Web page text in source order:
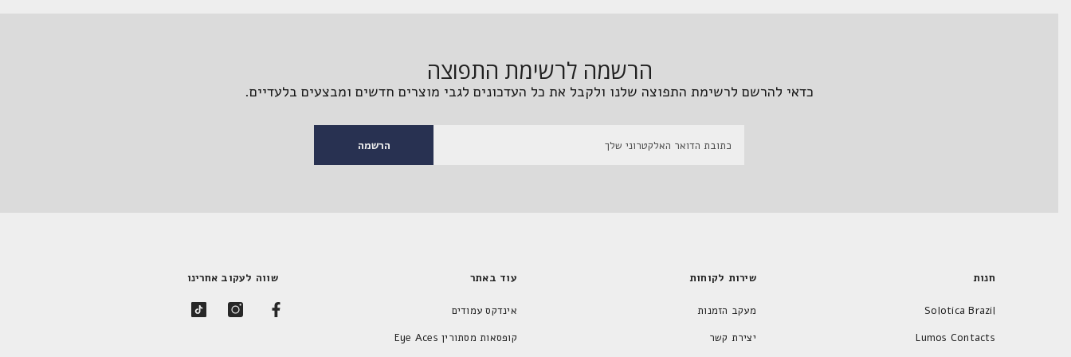
הרשמה לרשימת התפוצה
כדאי להרשם לרשימת התפוצה שלנו ולקבל את כל העדכונים לגבי מוצרים חדשים ומבצעים בלעדיים.
הרשמה
חנות
Solotica Brazil
Lumos Contacts
שירות לקוחות
מעקב הזמנות
יצירת קשר
עוד באתר
אינדקס עמודים
קופסאות מסתורין Eye Aces
שווה לעקוב אחרינו